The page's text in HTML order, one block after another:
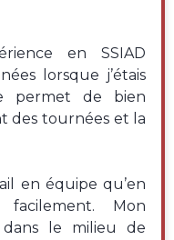
en SSIAD
lorsque j’étais
permet de bien
des tournées et la
en équipe qu’en
facilement. Mon
le milieu de